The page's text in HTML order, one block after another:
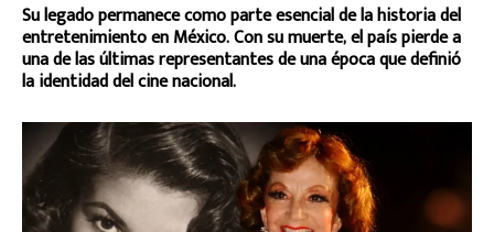
Su legado permanece como parte esencial de la historia del
entretenimiento en México. Con su muerte, el país pierde a
una de las últimas representantes de una época que definió
la identidad del cine nacional.